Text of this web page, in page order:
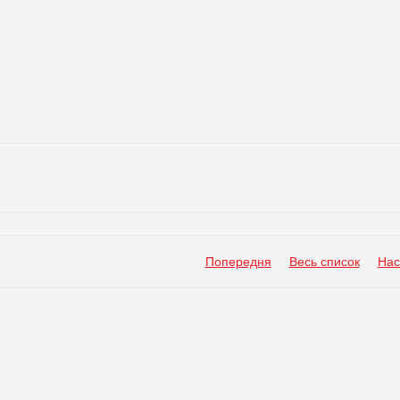
Попередня Весь список